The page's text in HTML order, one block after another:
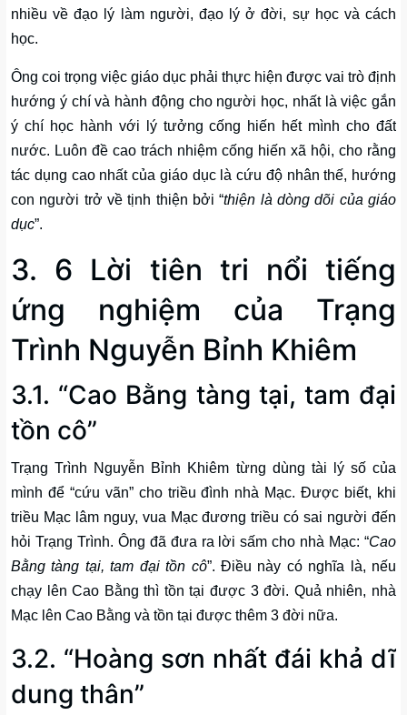
nhiều về đạo lý làm người, đạo lý ở đời, sự học và cách
học.
Ông coi trọng việc giáo dục phải thực hiện được vai trò định
hướng ý chí và hành động cho người học, nhất là việc gắn
ý chí học hành với lý tưởng cống hiến hết mình cho đất
nước. Luôn đề cao trách nhiệm cống hiến xã hội, cho rằng
tác dụng cao nhất của giáo dục là cứu độ nhân thế, hướng
con người trở về tịnh thiện bởi “thiện là dòng dõi của giáo
dục”.
3. 6 Lời tiên tri nổi tiếng
ứng nghiệm của Trạng
Trình Nguyễn Bỉnh Khiêm
3.1. “Cao Bằng tàng tại, tam đại
tồn cô”
Trạng Trình Nguyễn Bỉnh Khiêm từng dùng tài lý số của
mình để “cứu vãn” cho triều đình nhà Mạc. Được biết, khi
triều Mạc lâm nguy, vua Mạc đương triều có sai người đến
hỏi Trạng Trình. Ông đã đưa ra lời sấm cho nhà Mạc: “Cao
Bằng tàng tại, tam đại tồn cô”. Điều này có nghĩa là, nếu
chạy lên Cao Bằng thì tồn tại được 3 đời. Quả nhiên, nhà
Mạc lên Cao Bằng và tồn tại được thêm 3 đời nữa.
3.2. “Hoàng sơn nhất đái khả dĩ
dung thân”